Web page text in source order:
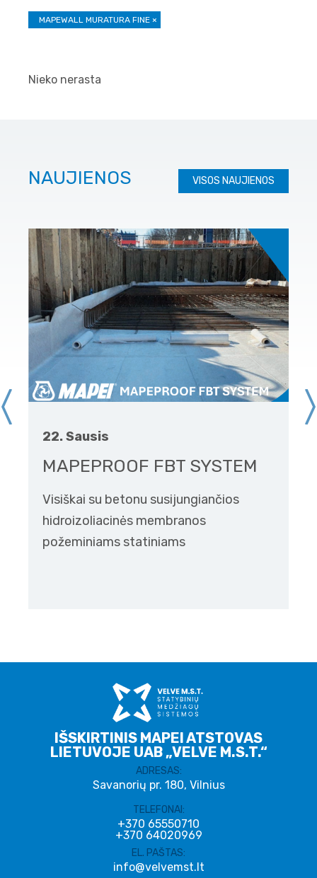
MAPEWALL MURATURA FINE ×
Nieko nerasta
NAUJIENOS VISOS NAUJIENOS
22. Sausis
MAPEPROOF FBT SYSTEM
Visiškai su betonu susijungiančios
hidroizoliacinės membranos
požeminiams statiniams
IŠSKIRTINIS MAPEI ATSTOVAS
LIETUVOJE UAB „VELVE M.S.T.“
ADRESAS:
Savanorių pr. 180, Vilnius
TELEFONAI:
+370 65550710
+370 64020969
EL. PAŠTAS:
info@velvemst.lt